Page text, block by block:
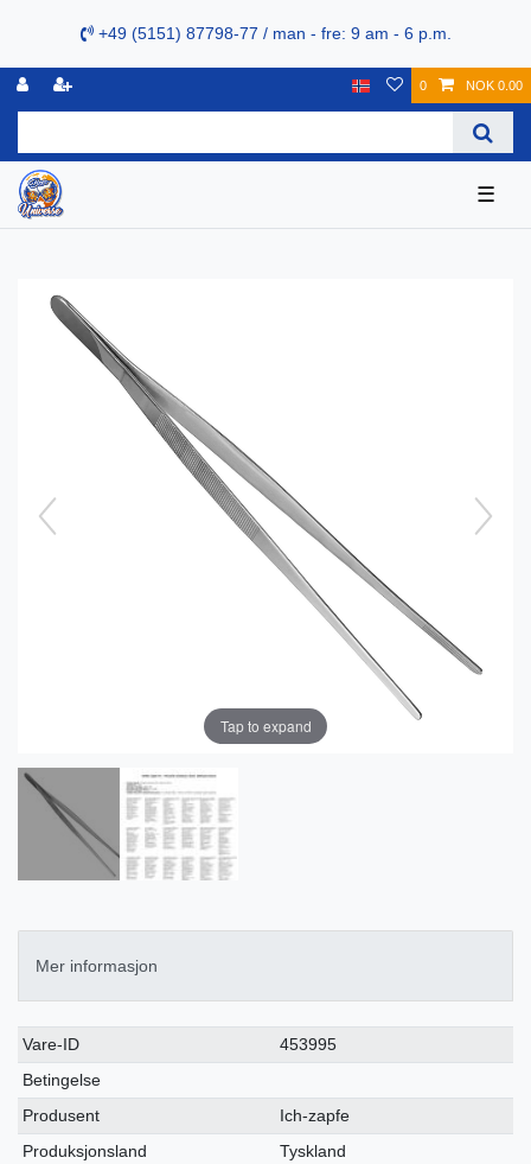
+49 (5151) 87798-77 / man - fre: 9 am - 6 p.m.
0 NOK 0.00
☰
Tap to expand
Mer informasjon
Ceres::Template.singleItemTechnicalDataAttribute
Ceres::Template.singleItemTechnicalDataValue
Vare-ID
453995
Betingelse
Produsent
Ich-zapfe
Produksjonsland
Tyskland